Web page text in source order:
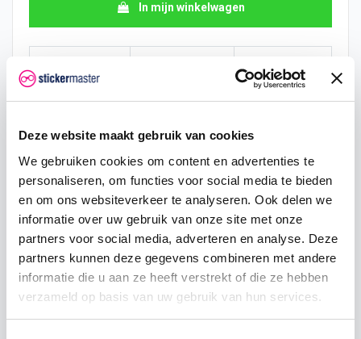
Deze website maakt gebruik van cookies
We gebruiken cookies om content en advertenties te
personaliseren, om functies voor social media te bieden
en om ons websiteverkeer te analyseren. Ook delen we
informatie over uw gebruik van onze site met onze
partners voor social media, adverteren en analyse. Deze
partners kunnen deze gegevens combineren met andere
informatie die u aan ze heeft verstrekt of die ze hebben
verzameld op basis van uw gebruik van hun services.
In mijn winkelwagen
15 € 6,78 € 43,56
25 € 6,29 € 84,70
50 € 5,81 € 193,60
100 € 5,32 € 435,60
€ 4,84
500 € 3,87 € 2.904,00